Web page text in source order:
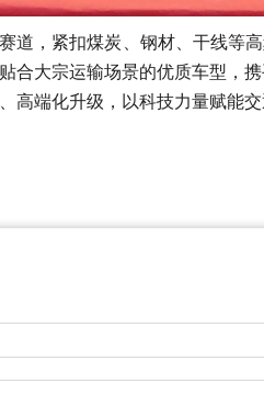
道，紧扣煤炭、钢材、干线等
合大宗运输场景的优质车型，
高端化升级，以科技力量赋能